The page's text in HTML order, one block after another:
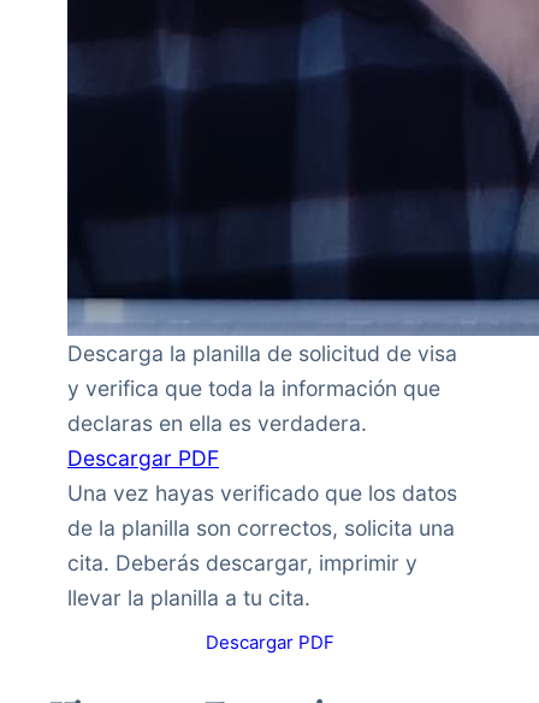
Descarga la planilla de solicitud de visa
y verifica que toda la información que
declaras en ella es verdadera.
Descargar PDF
Una vez hayas verificado que los datos
de la planilla son correctos, solicita una
cita. Deberás descargar, imprimir y
llevar la planilla a tu cita.
Descargar PDF